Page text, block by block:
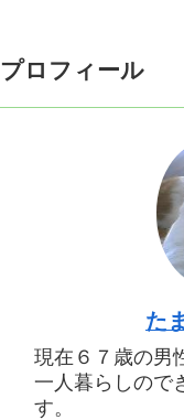
プロフィール
た
現在６７歳の男
一人暮らしので
す。